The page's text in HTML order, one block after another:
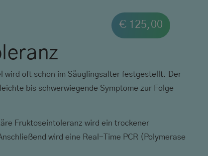
€125,00
wird oft schon im Säuglingsalter festgestellt. Der
bis schwerwiegende Symptome zur Folge
Fruktoseintoleranz wird ein trockener
wird eine Real-Time PCR (Polymerase